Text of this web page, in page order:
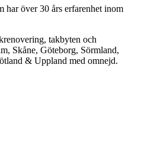
har över 30 års erfarenhet inom
takbyten och
Skåne, Göteborg, Sörmland,
& Uppland med omnejd.